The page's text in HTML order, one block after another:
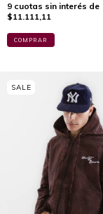
9 cuotas sin interés de
$11.111,11
COMPRAR